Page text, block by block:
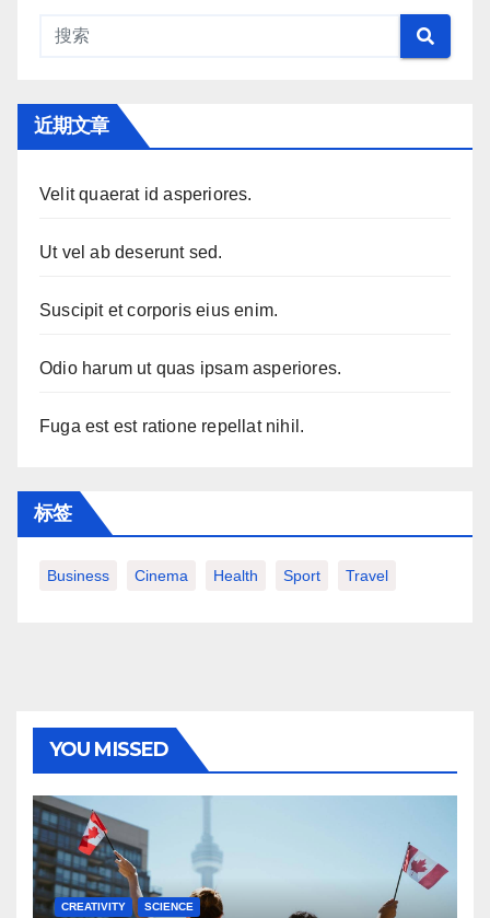
近期文章
Velit quaerat id asperiores.
Ut vel ab deserunt sed.
Suscipit et corporis eius enim.
Odio harum ut quas ipsam asperiores.
Fuga est est ratione repellat nihil.
标签
Business Cinema Health Sport Travel
YOU MISSED
CREATIVITY SCIENCE